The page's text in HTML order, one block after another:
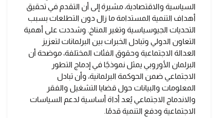
السياسية والاقتصادية، مشيرة إلى أن التقدم في تحقيق
أهداف التنمية المستدامة ما زال دون التطلعات بسبب
التحديات الجيوسياسية وتغير المناخ. وشددت على أهمية
التعاون الدولي وتبادل الخبرات بين البرلمانات لتعزيز
العدالة الاجتماعية وحقوق الفئات المختلفة، موضحة أن
البرلمان الأوروبي يمثل نموذجًا في إدماج التطور
الاجتماعي ضمن الحوكمة البرلمانية، وأن تبادل
المعلومات والبيانات حول قضايا التشغيل والفقر
والاندماج الاجتماعي يُعد أداة أساسية لدعم السياسات
الاجتماعية ودفع التنمية قدمًا.